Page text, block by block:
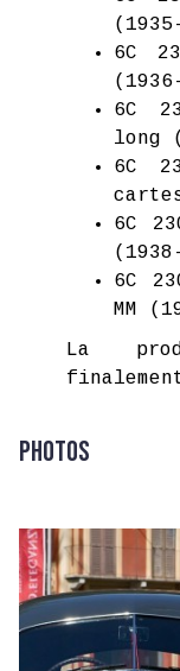
6C
6C
long
6C
6C
6C
MM
La
Photos